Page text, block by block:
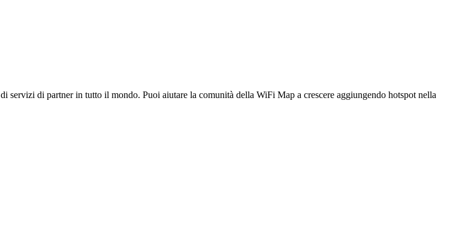
di partner in tutto il mondo. Puoi aiutare la comunità della WiFi Map a crescere aggiungendo hotspot nella